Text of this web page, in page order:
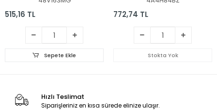
515,16 TL
Sepete Ekle
Klavye Işıklı (Beyaz TR)
772,74 TL
Stokta Yok
Hızlı Teslimat
Siparişleriniz en kısa sürede elinize ulaşır.